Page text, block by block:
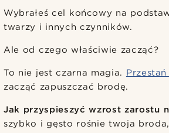
Wybrałeś cel końcowy na
twarzy i innych czynników.
Ale od czego właściwie zacząć?
To nie jest czarna magia.
zacząć zapuszczać brodę.
Jak przyspieszyć wzrost zarostu
szybko i gęsto rośnie twoja